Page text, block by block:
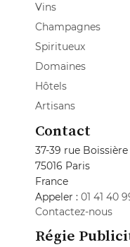
Vins
Champagnes
Spiritueux
Domaines
Hôtels
Artisans
Contact
37-39 rue Boissière
75016 Paris
France
Appeler : 01 41 40
Contactez-nous
Régie